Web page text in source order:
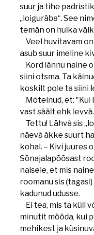
suur ja tihe
„loiguräba“. See
temän on hulka
Veel huvitavam on
asub suur imeline
Kord lännu naine
siini otsma. Ta
koskilt pole ta siini
Mõtelnud, et: "Kui
vast säält ehk
Tettu! Lähvä sis
näevä äkke suurt
kohal. – Kivi juures
Sõnajalapõõsast
naisele, et mis
roomanu sis
kadunud udusse.
Ei tea, mis ta küll
minutit mööda, kui
mehikest ja